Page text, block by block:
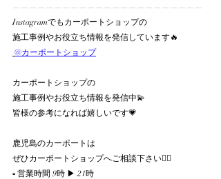
———————————————————————
Instagramでもカーポートショップの
施工事例やお役立ち情報を発信しています🔥
@カーポートショップ
カーポートショップの
施工事例やお役立ち情報を発信中💫
皆様の参考になれば嬉しいです💗
鹿児島のカーポートは
ぜひカーポートショップへご相談下さい💁‍♀️
▫︎ 営業時間 9時 ▶︎ 21時